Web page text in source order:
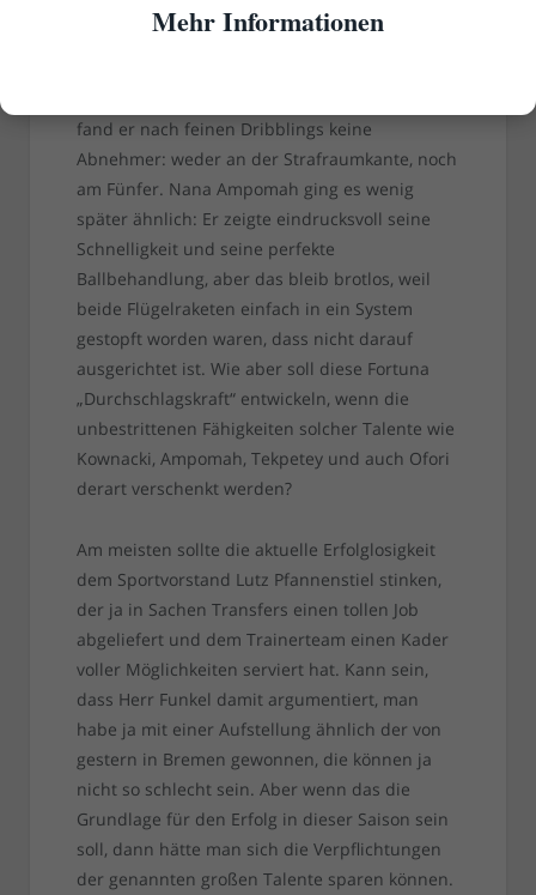
hofften auch noch auf Teenager Ofori. Börnie
legte auch los wie die Feuerwehr und hatte mit
fand er nach feinen Dribblings keine
Abnehmer: weder an der Strafraumkante, noch
am Fünfer. Nana Ampomah ging es wenig
später ähnlich: Er zeigte eindrucksvoll seine
Schnelligkeit und seine perfekte
Ballbehandlung, aber das bleib brotlos, weil
beide Flügelraketen einfach in ein System
gestopft worden waren, dass nicht darauf
ausgerichtet ist. Wie aber soll diese Fortuna
„Durchschlagskraft“ entwickeln, wenn die
unbestrittenen Fähigkeiten solcher Talente wie
Kownacki, Ampomah, Tekpetey und auch Ofori
derart verschenkt werden?
Am meisten sollte die aktuelle Erfolglosigkeit
dem Sportvorstand Lutz Pfannenstiel stinken,
der ja in Sachen Transfers einen tollen Job
abgeliefert und dem Trainerteam einen Kader
voller Möglichkeiten serviert hat. Kann sein,
dass Herr Funkel damit argumentiert, man
habe ja mit einer Aufstellung ähnlich der von
gestern in Bremen gewonnen, die können ja
nicht so schlecht sein. Aber wenn das die
Grundlage für den Erfolg in dieser Saison sein
soll, dann hätte man sich die Verpflichtungen
der genannten großen Talente sparen können.
Mehr Informationen